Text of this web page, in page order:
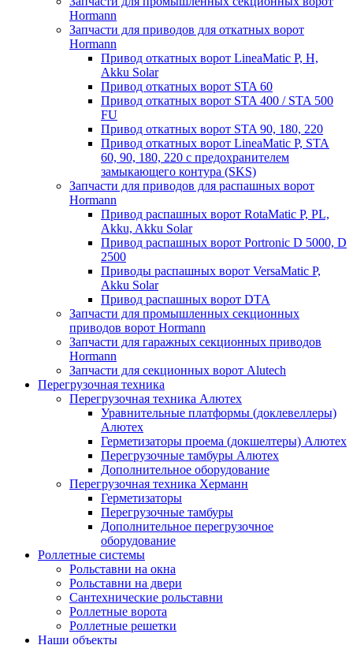
Hormann
Запчасти для приводов для откатных ворот
Hormann
Привод откатных ворот LineaMatic P, H,
Akku Solar
Привод откатных ворот STA 60
Привод откатных ворот STA 400 / STA 500
FU
Привод откатных ворот STA 90, 180, 220
Привод откатных ворот LineaMatic P, STA
60, 90, 180, 220 с предохранителем
замыкающего контура (SKS)
Запчасти для приводов для распашных ворот
Hormann
Привод распашных ворот RotaMatic P, PL,
Akku, Akku Solar
Привод распашных ворот Portronic D 5000, D
2500
Приводы распашных ворот VersaMatic P,
Akku Solar
Привод распашных ворот DTA
Запчасти для промышленных секционных
приводов ворот Hormann
Запчасти для гаражных секционных приводов
Hormann
Запчасти для секционных ворот Alutech
Перегрузочная техника
Перегрузочная техника Алютех
Уравнительные платформы (доклевеллеры)
Алютех
Герметизаторы проема (докшелтеры) Алютех
Перегрузочные тамбуры Алютех
Дополнительное оборудование
Перегрузочная техника Херманн
Герметизаторы
Перегрузочные тамбуры
Дополнительное перегрузочное
оборудование
Роллетные системы
Рольставни на окна
Рольставни на двери
Сантехнические рольставни
Роллетные ворота
Роллетные решетки
Наши объекты